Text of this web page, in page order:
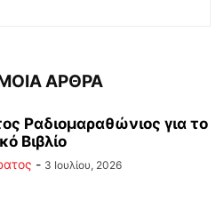
ΑΡΘΡΑ
Ραδιομαραθώνιος για το
Βιβλίο
- 3 Ιουλίου, 2026